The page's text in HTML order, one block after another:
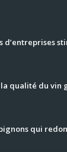
d’entreprises
qualité du vin
qui